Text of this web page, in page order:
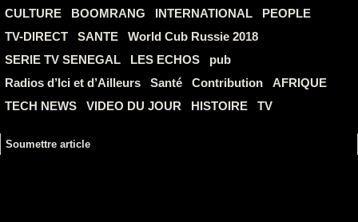
CULTURE
BOOMRANG INTERNATIONAL
PEOPLE
TV-DIRECT
SANTE
World Cub Russie 2018
SERIE TV SENEGAL
LES ECHOS
pub
Radios d’Ici et d’Ailleurs
Santé Contribution
AFRIQUE
TECH NEWS
VIDEO DU JOUR HISTOIRE TV
Soumettre article